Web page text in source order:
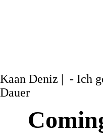
Kaan Deniz | - Ich
Dauer